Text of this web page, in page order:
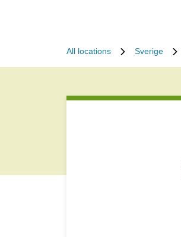
All locations Sverige